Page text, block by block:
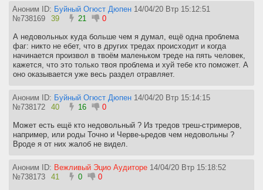
Аноним ID: Буйный Огюст Дюпен 14/04/20 Втр 15:12:51
№738169 39 21 0
А недовольных куда больше чем я думал, ещё одна проблема
фаг: никто не ебет, что в других тредах происходит и когда
начинается произвол в твоём маленьком треде на пять человек,
кажется, что это только твоя проблема и хуй тебе кто поможет. А
оно оказывается уже весь раздел отравляет.
Аноним ID: Буйный Огюст Дюпен 14/04/20 Втр 15:14:15
№738172 40 16 0
Может есть ещё кто недовольный ? Из тредов треш-стримеров,
например, или роды Точно и Черве-ьредов чем недовольны ?
Вроде я от них жалоб не видел.
Аноним ID: Вежливый Эцио Аудиторе 14/04/20 Втр 15:18:52
№738173 41 0 0